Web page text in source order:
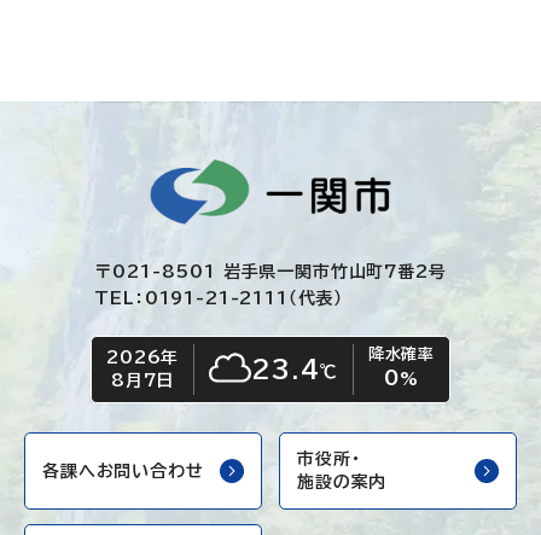
〒021-8501 岩手県一関市竹山町7番2号
TEL：0191-21-2111（代表）
今日の日付
2026年
8月7日
今日の天気
くもり23.4℃
降水確率
0%
各課へお問い合わせ
市役所・
施設の案内